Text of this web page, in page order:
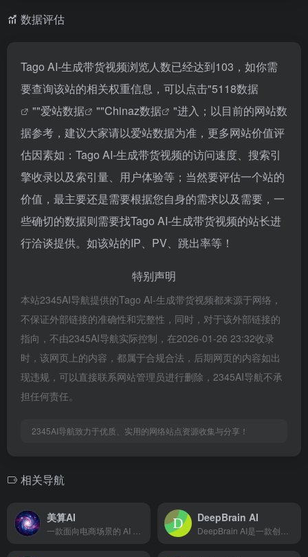
数据评估
Tago AI-生成带货视频浏览人数已经达到103，如你需
要查询该站的相关权重信息，可以点击"5118数据
""爱站数据 ""Chinaz数据
"进入；以目前的网站数
据参考，建议大家请以爱站数据为准，更多网站价值评
估因素如：Tago AI-生成带货视频的访问速度、搜索引
擎收录以及索引量、用户体验等；当然要评估一个站的
价值，最主要还是需要根据您自身的需求以及需要，一
些确切的数据则需要找Tago AI-生成带货视频的站长进
行洽谈提供。如该站的IP、PV、跳出率等！
特别声明
本站2345AI导航提供的Tago AI-生成带货视频都来源于网络，
不保证外部链接的准确性和完整性，同时，对于该外部链接的
指向，不由2345AI导航实际控制，在2026-01-26 23:32收录
时，该网页上的内容，都属于合规合法，后期网页的内容如出
现违规，可以直接联系网站管理员进行删除，2345AI导航不承
担任何责任。
2345AI导航致力于优质、实用的网络站点资源收集与分享！
相关导航
美算AI DeepBrain AI